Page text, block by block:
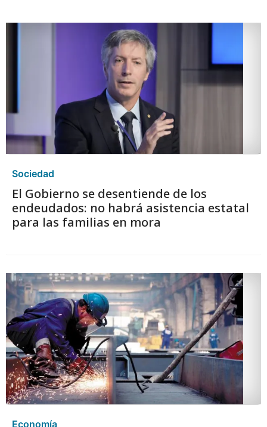
Sociedad
El Gobierno se desentiende de los
endeudados: no habrá asistencia estatal
para las familias en mora
Economía